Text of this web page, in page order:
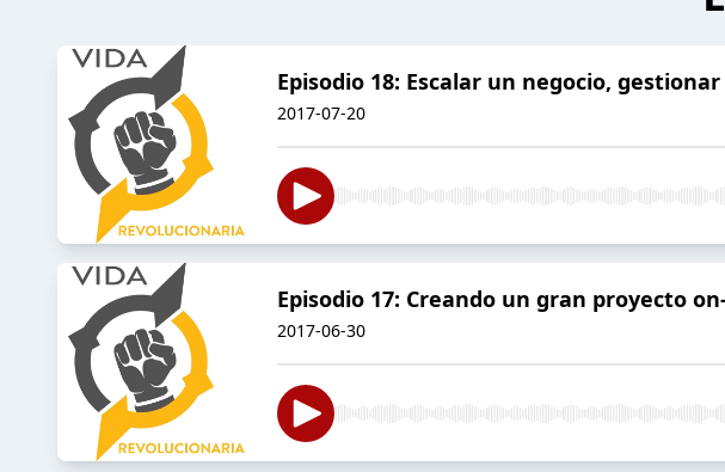
Episodio 18: Escalar un negocio,
2017-07-20
Episodio 17: Creando un gran proyecto
2017-06-30